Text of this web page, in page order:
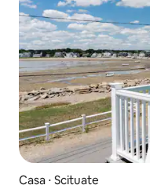
Casa ⋅ Scituate